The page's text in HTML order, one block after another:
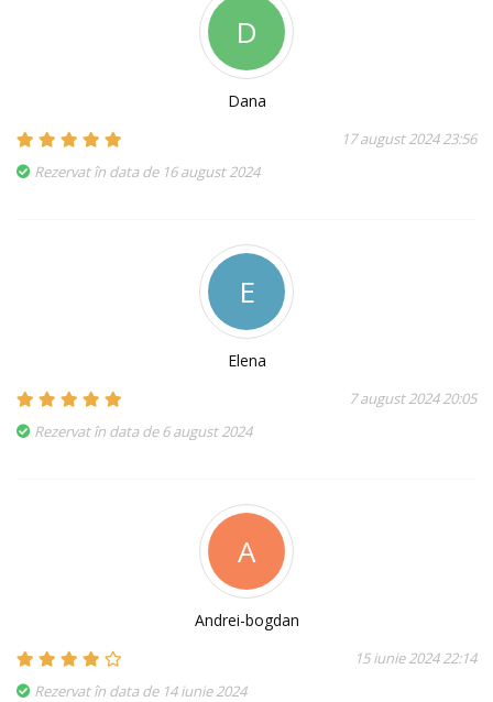
D
Dana
17 august 2024 23:56
Rezervat în data de 16 august 2024
E
Elena
7 august 2024 20:05
Rezervat în data de 6 august 2024
A
Andrei-bogdan
15 iunie 2024 22:14
Rezervat în data de 14 iunie 2024